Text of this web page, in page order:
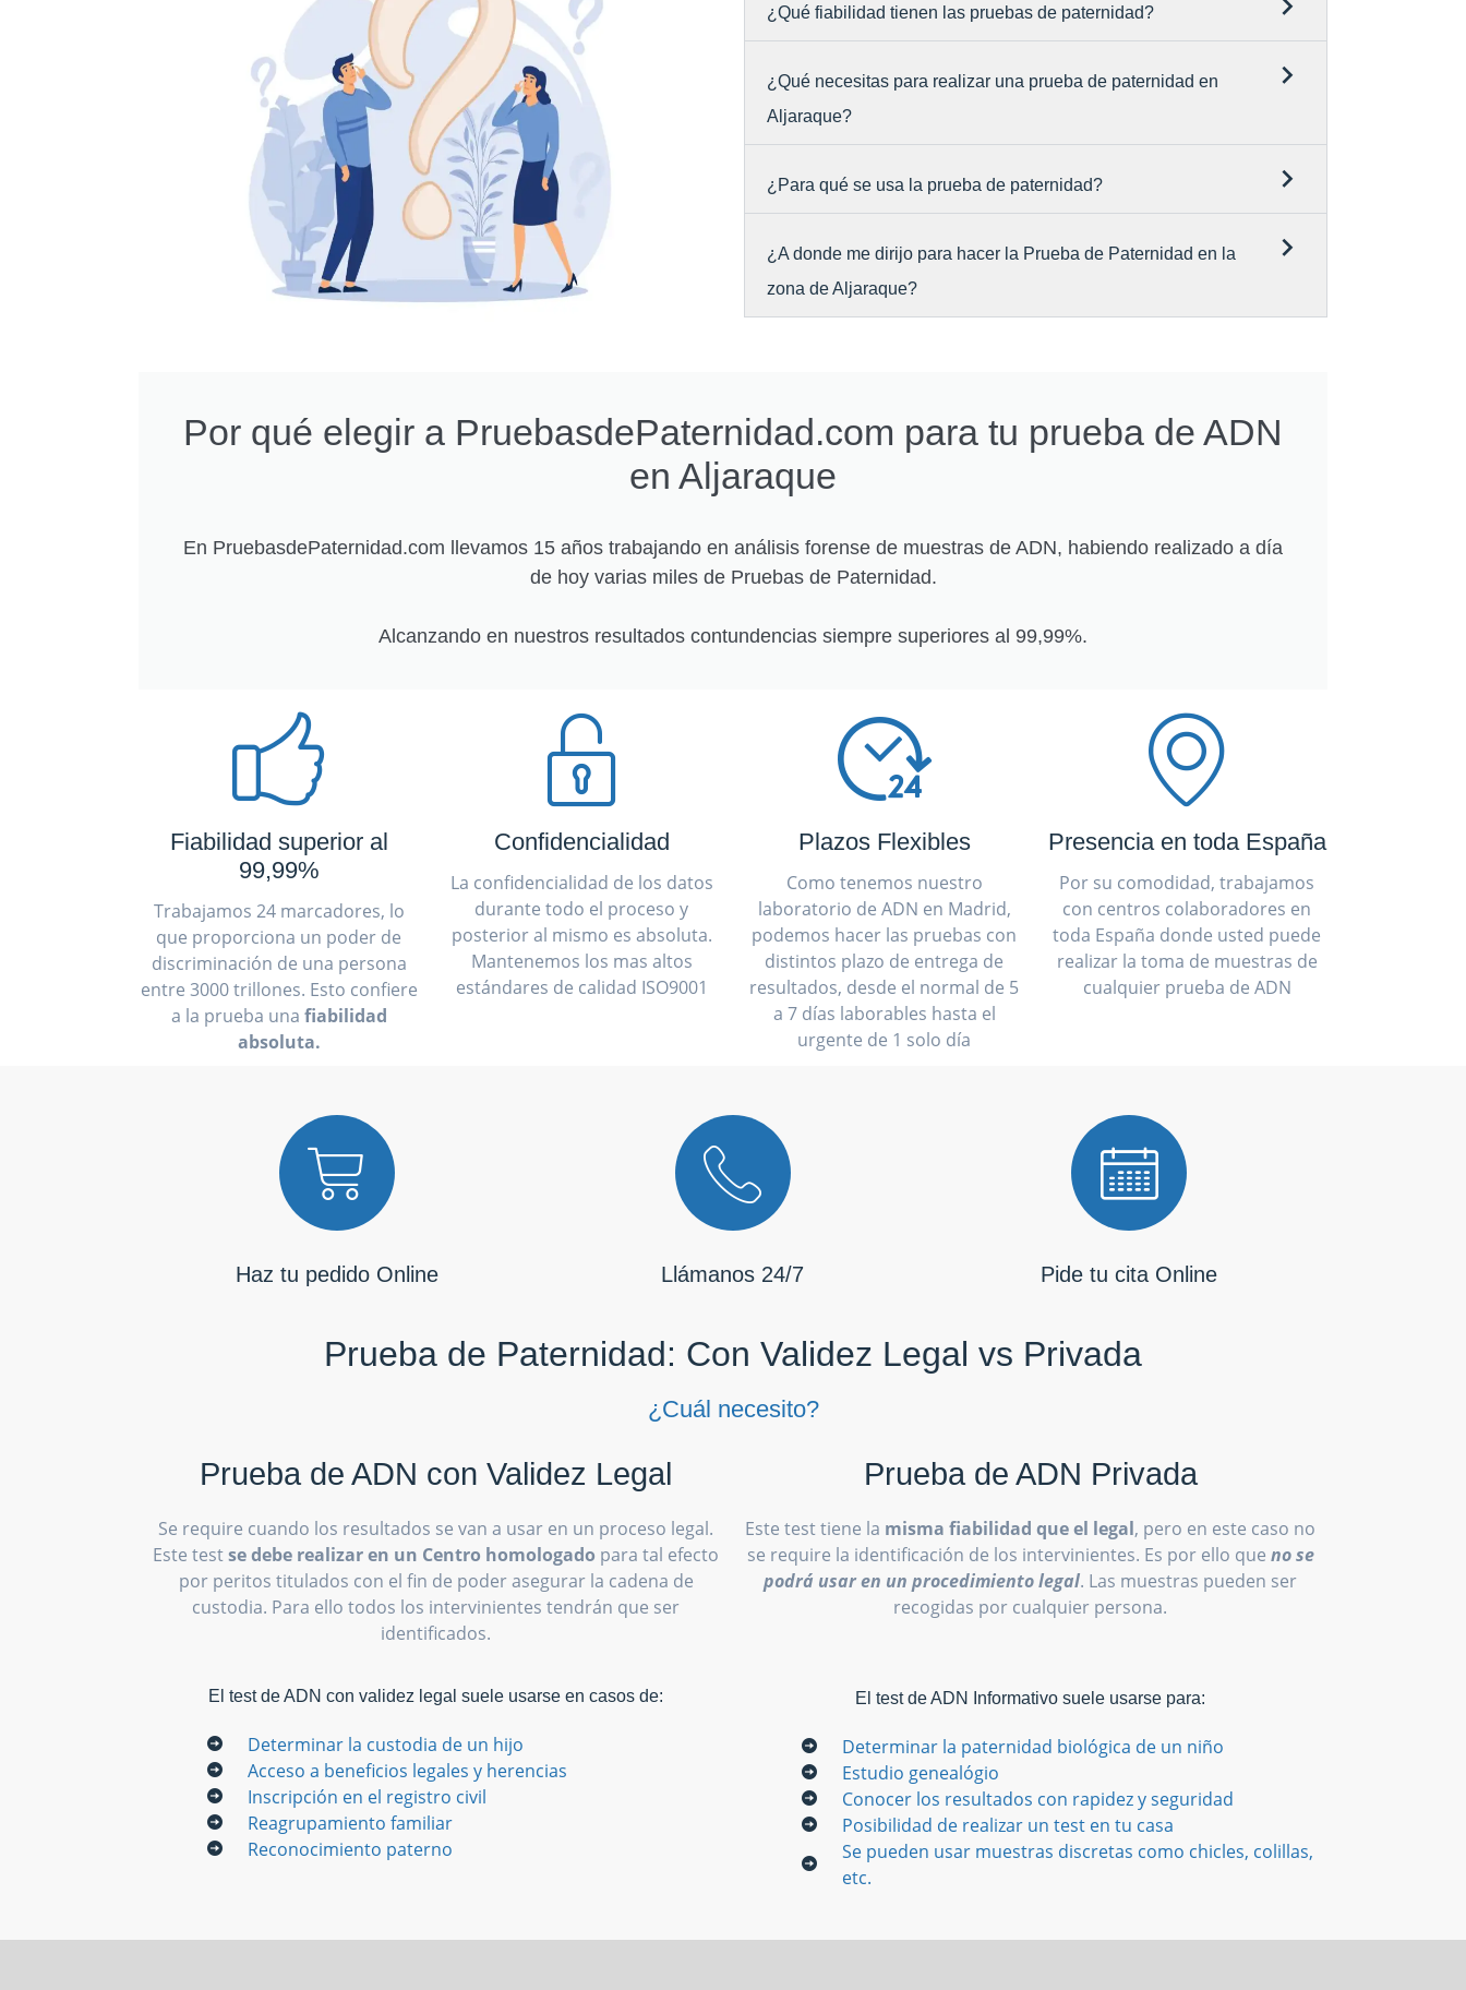
¿Qué fiabilidad tienen las pruebas de paternidad?
¿Qué necesitas para realizar una prueba de paternidad en
Aljaraque?
¿Para qué se usa la prueba de paternidad?
¿A donde me dirijo para hacer la Prueba de Paternidad en la
zona de Aljaraque?
Por qué elegir a PruebasdePaternidad.com para tu prueba de ADN
en Aljaraque
En PruebasdePaternidad.com llevamos 15 años trabajando en análisis forense de muestras de ADN, habiendo realizado a día
de hoy varias miles de Pruebas de Paternidad.
Alcanzando en nuestros resultados contundencias siempre superiores al 99,99%.
Fiabilidad superior al
99,99%
Trabajamos 24 marcadores, lo
que proporciona un poder de
discriminación de una persona
entre 3000 trillones. Esto confiere
a la prueba una fiabilidad
absoluta.
Confidencialidad
La confidencialidad de los datos
durante todo el proceso y
posterior al mismo es absoluta.
Mantenemos los mas altos
estándares de calidad ISO9001
Plazos Flexibles
Como tenemos nuestro
laboratorio de ADN en Madrid,
podemos hacer las pruebas con
distintos plazo de entrega de
resultados, desde el normal de 5
a 7 días laborables hasta el
urgente de 1 solo día
Presencia en toda España
Por su comodidad, trabajamos
con centros colaboradores en
toda España donde usted puede
realizar la toma de muestras de
cualquier prueba de ADN
Haz tu pedido Online Llámanos 24/7 Pide tu cita Online
Prueba de Paternidad: Con Validez Legal vs Privada
¿Cuál necesito?
Prueba de ADN con Validez Legal
Se require cuando los resultados se van a usar en un proceso legal.
Este testse debe realizar en un Centro homologado para tal efecto
por peritos titulados con el fin de poder asegurar la cadena de
custodia. Para ello todos los intervinientes tendrán que ser
identificados.
El test de ADN con validez legal suele usarse en casos de:
Determinar la custodia de un hijo
Acceso a beneficios legales y herencias
Inscripción en el registro civil
Reagrupamiento familiar
Reconocimiento paterno
Prueba de ADN Privada
Este test tiene la misma fiabilidad que el legal, pero en este caso no
se require la identificación de los intervinientes. Es por ello que no se
podrá usar en un procedimiento legal. Las muestras pueden ser
recogidas por cualquier persona.
El test de ADN Informativo suele usarse para:
Determinar la paternidad biológica de un niño
Estudio genealógio
Conocer los resultados con rapidez y seguridad
Posibilidad de realizar un test en tu casa
Se pueden usar muestras discretas como chicles, colillas,
etc.